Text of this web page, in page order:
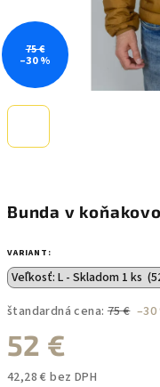
Bunda v
VARIANT:
štandardná cena: 75 € –30
52 €
42,28 € bez DPH
75 €
–30 %